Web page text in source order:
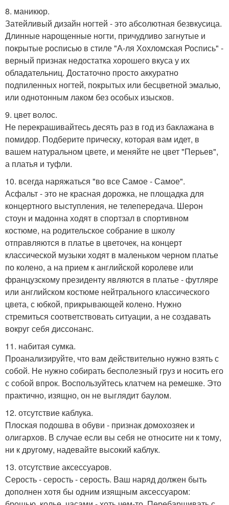
8. маникюр.
Затейливый дизайн ногтей - это абсолютная безвкусица.
Длинные нарощенные ногти, причудливо загнутые и
покрытые росписью в стиле "А-ля Хохломская Роспись" -
верный признак недостатка хорошего вкуса у их
обладательниц. Достаточно просто аккуратно
подпиленных ногтей, покрытых или бесцветной эмалью,
или однотонным лаком без особых изысков.
9. цвет волос.
Не перекрашивайтесь десять раз в год из баклажана в
помидор. Подберите прическу, которая вам идет, в
вашем натуральном цвете, и меняйте не цвет "Перьев",
а платья и туфли.
10. всегда наряжаться "во все Самое - Самое".
Асфальт - это не красная дорожка, не площадка для
концертного выступления, не телепередача. Шерон
стоун и мадонна ходят в спортзал в спортивном
костюме, на родительское собрание в школу
отправляются в платье в цветочек, на концерт
классической музыки ходят в маленьком черном платье
по колено, а на прием к английской королеве или
французскому президенту являются в платье - футляре
или английском костюме нейтрального классического
цвета, с юбкой, прикрывающей колено. Нужно
стремиться соответствовать ситуации, а не создавать
вокруг себя диссонанс.
11. набитая сумка.
Проанализируйте, что вам действительно нужно взять с
собой. Не нужно собирать бесполезный груз и носить его
с собой впрок. Воспользуйтесь клатчем на ремешке. Это
практично, изящно, он не выглядит баулом.
12. отсутствие каблука.
Плоская подошва в обуви - признак домохозяек и
олигархов. В случае если вы себя не относите ни к тому,
ни к другому, надевайте высокий каблук.
13. отсутствие аксессуаров.
Серость - серость - серость. Ваш наряд должен быть
дополнен хотя бы одним изящным аксессуаром: